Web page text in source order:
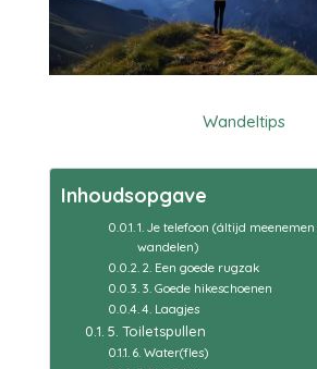
Wandeltips
Inhoudsopgave
1. Je telefoon (áltijd
wandelen)
2. Een goede rugzak
3. Goede hikeschoenen
4. Laagjes
5. Toiletspullen
6. Water(fles)